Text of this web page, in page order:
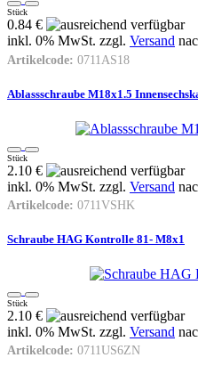
Stück
0.84 €
inkl. 0% MwSt. zzgl. Versand
Artikelcode: 0711AS18
Ablassschraube M18x1.5
Stück
2.10 €
inkl. 0% MwSt. zzgl. Versand
Artikelcode: 0711VSHK
Schraube HAG Kontrolle 81- M8x1
Stück
2.10 €
inkl. 0% MwSt. zzgl. Versand
Artikelcode: 0711US6ZN